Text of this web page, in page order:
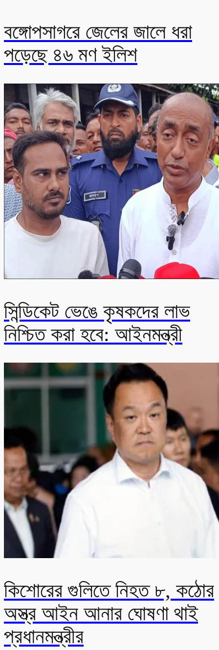
বঙ্গোপসাগরে জেলের জালে ধরা
পড়েছে ৪৬ মণ ইলিশ
সিন্ডিকেট ভেঙে কৃষকদের লাভ
নিশ্চিত করা হবে: আইনমন্ত্রী
কিশোরের গুলিতে নিহত ৮, কঠোর
অস্ত্র আইন আনার ঘোষণা থাই
প্রধানমন্ত্রীর